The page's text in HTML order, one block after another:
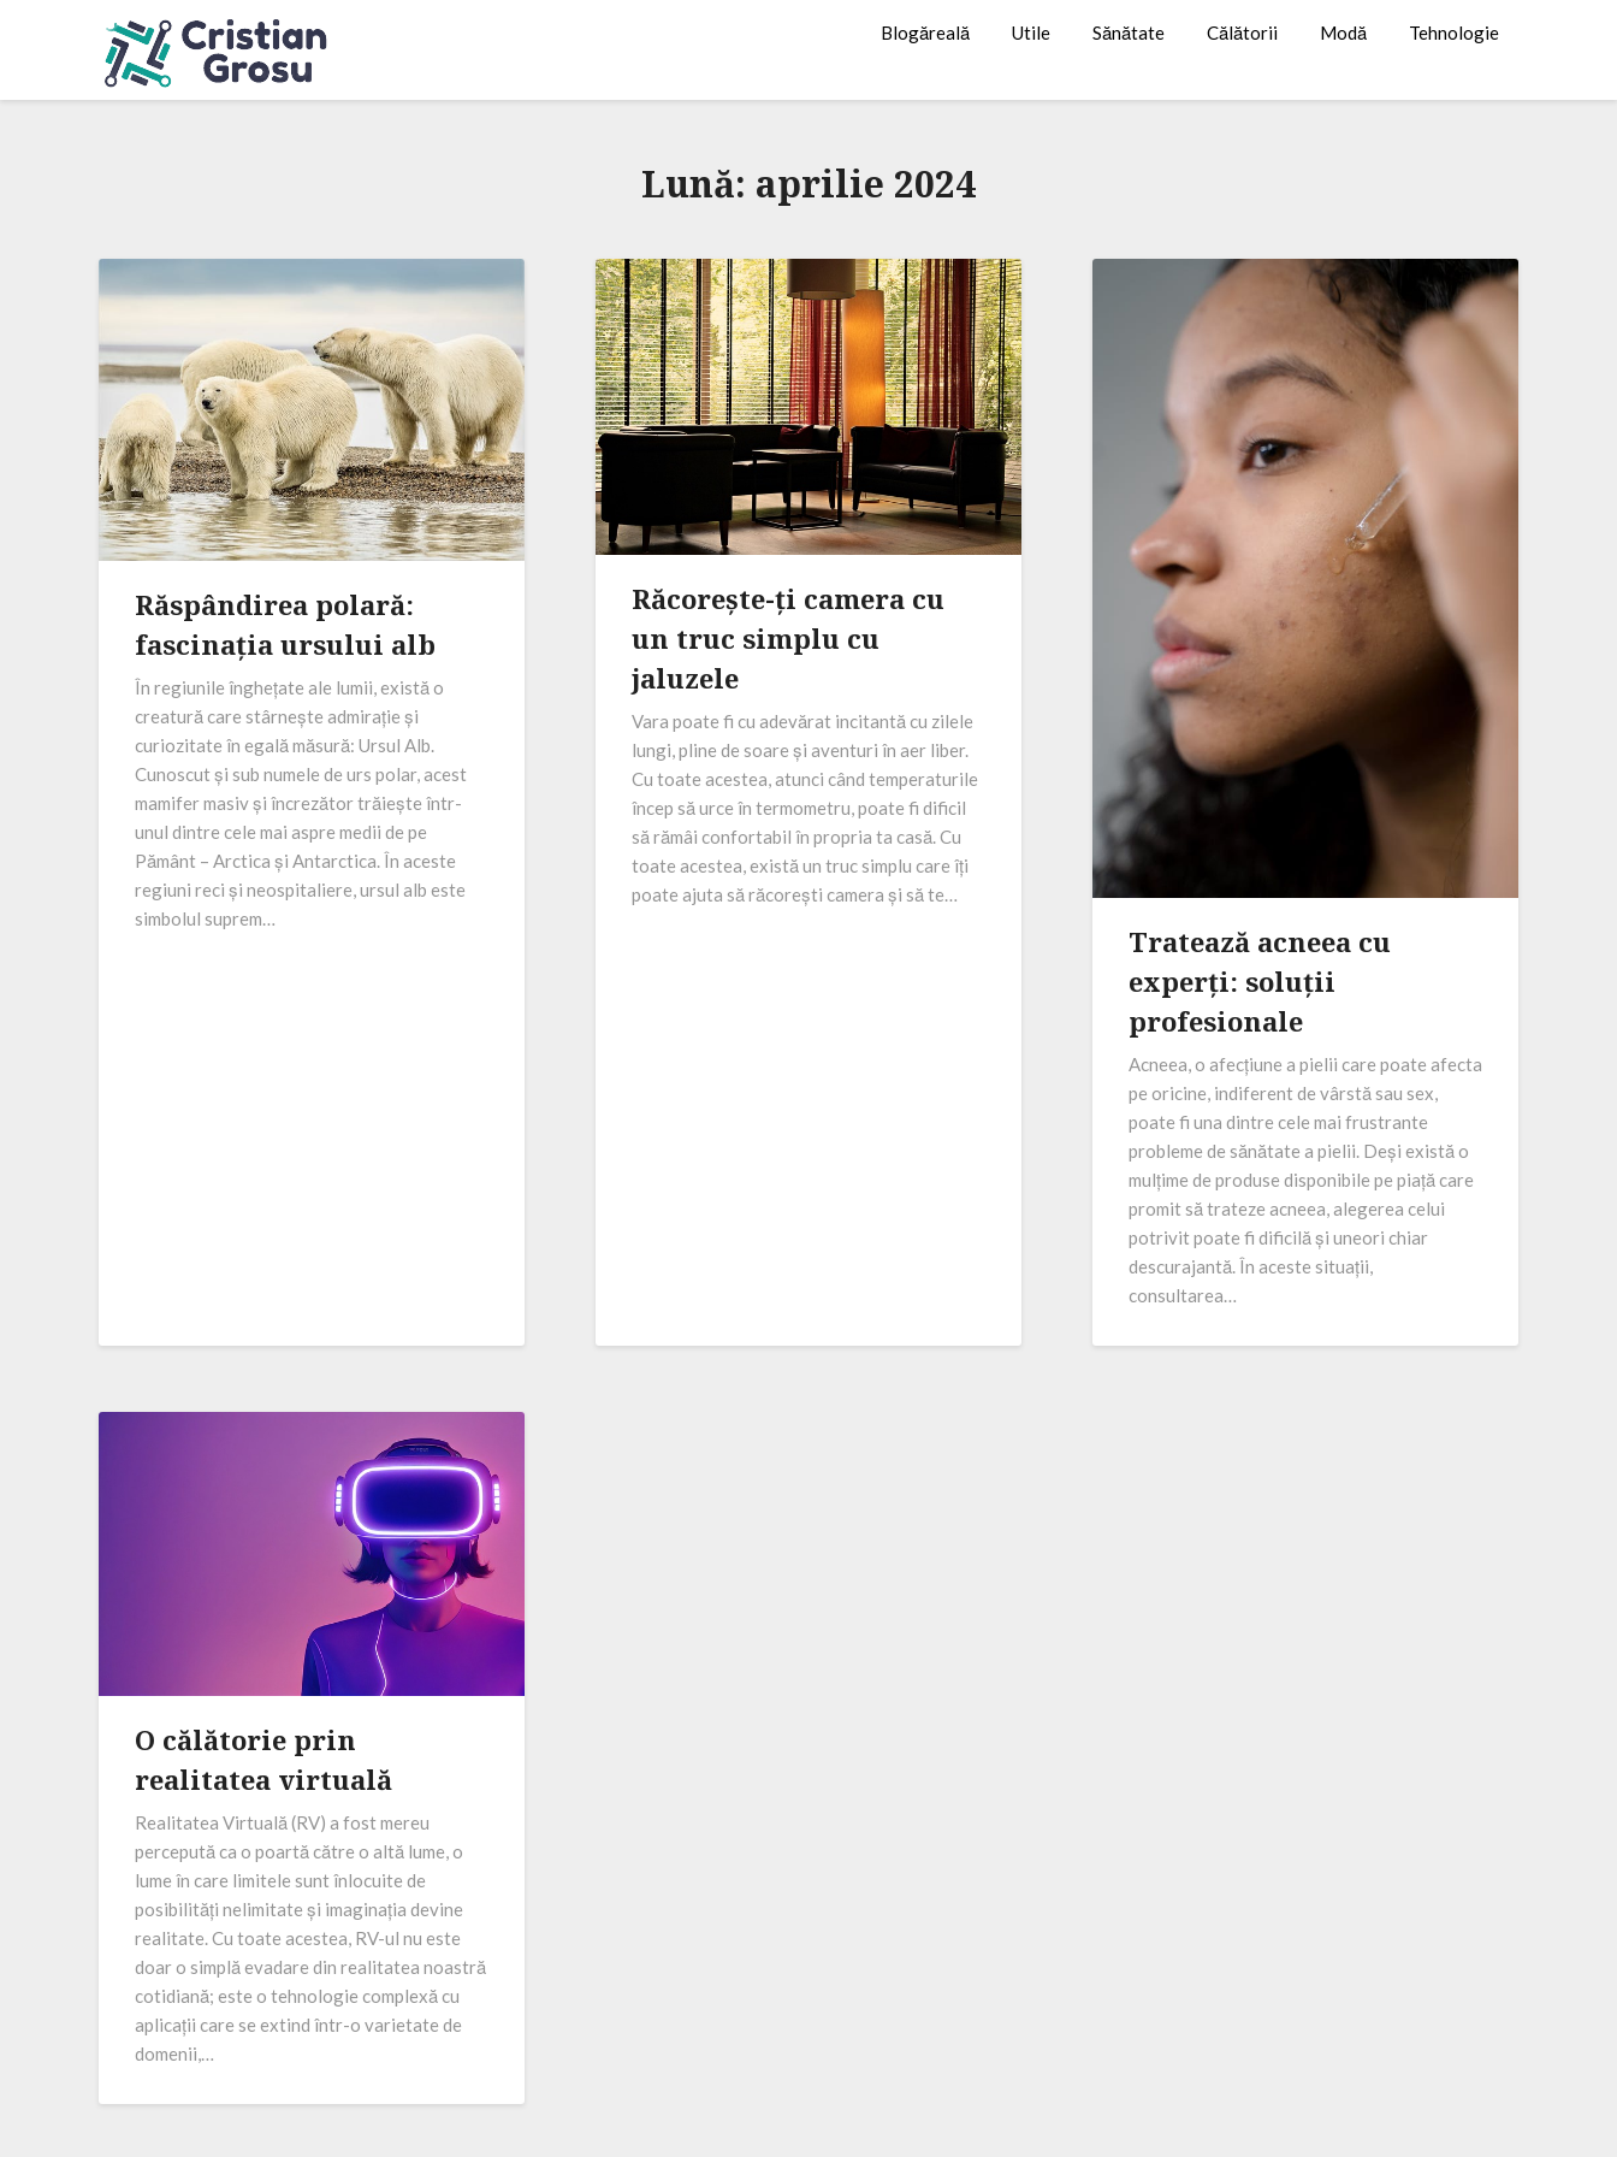
Blogăreală Utile Sănătate Călătorii Modă Tehnologie
Lună: aprilie 2024
Răspândirea polară:
fascinația ursului alb
În regiunile înghețate ale lumii, există o
creatură care stârnește admirație și
curiozitate în egală măsură: Ursul Alb.
Cunoscut și sub numele de urs polar, acest
mamifer masiv și încrezător trăiește într-
unul dintre cele mai aspre medii de pe
Pământ – Arctica și Antarctica. În aceste
regiuni reci și neospitaliere, ursul alb este
simbolul suprem…
Răcorește-ți camera cu
un truc simplu cu
jaluzele
Vara poate fi cu adevărat incitantă cu zilele
lungi, pline de soare și aventuri în aer liber.
Cu toate acestea, atunci când temperaturile
încep să urce în termometru, poate fi dificil
să rămâi confortabil în propria ta casă. Cu
toate acestea, există un truc simplu care îți
poate ajuta să răcorești camera și să te…
Tratează acneea cu
experți: soluții
profesionale
Acneea, o afecțiune a pielii care poate afecta
pe oricine, indiferent de vârstă sau sex,
poate fi una dintre cele mai frustrante
probleme de sănătate a pielii. Deși există o
mulțime de produse disponibile pe piață care
promit să trateze acneea, alegerea celui
potrivit poate fi dificilă și uneori chiar
descurajantă. În aceste situații,
consultarea…
O călătorie prin
realitatea virtuală
Realitatea Virtuală (RV) a fost mereu
percepută ca o poartă către o altă lume, o
lume în care limitele sunt înlocuite de
posibilități nelimitate și imaginația devine
realitate. Cu toate acestea, RV-ul nu este
doar o simplă evadare din realitatea noastră
cotidiană; este o tehnologie complexă cu
aplicații care se extind într-o varietate de
domenii,…